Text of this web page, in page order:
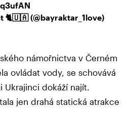
🐈🇺🇦 (@bayraktar_1love)
námořnictva v Černém
ovládat vody, se schovává
Ukrajinci dokáží najít.
jen drahá statická atrakce